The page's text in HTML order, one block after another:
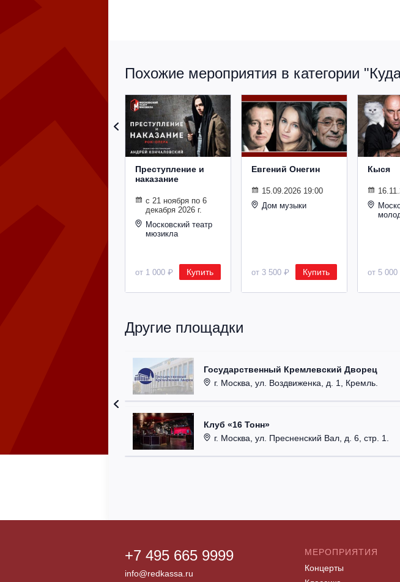
Похожие мероприятия в категории
Преступление и
наказание
с 21 ноября по 6
декабря 2026 г.
Московский театр
мюзикла
от 1 000 ₽ Купить
Евгений Онегин
15.09.2026 19:00
Дом музыки
от 3 500 ₽ Купить
Кыся
от 5
Другие площадки
Государственный Кремлевский Дворец
г. Москва, ул. Воздвиженка, д. 1, Кремль.
Клуб «16 Тонн»
г. Москва, ул. Пресненский Вал, д. 6, стр. 1.
+7 495 665 9999
info@redkassa.ru
МЕРОПРИЯТИЯ
Концерты